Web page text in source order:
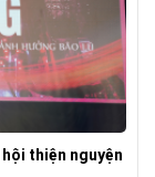
thiện nguyện